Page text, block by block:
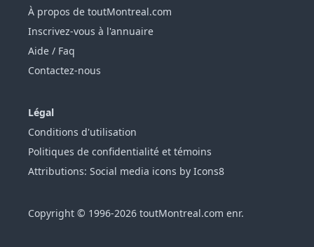
À propos de toutMontreal.com
Inscrivez-vous à l'annuaire
Aide / Faq
Contactez-nous
Légal
Conditions d'utilisation
Politiques de confidentialité et témoins
Attributions: Social media icons by Icons8
Copyright © 1996-2026 toutMontreal.com enr.